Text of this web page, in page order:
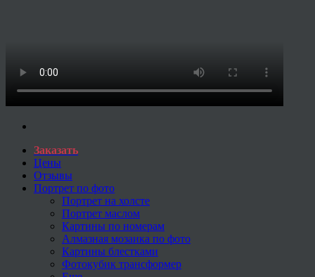
Заказать
Цены
Отзывы
Портрет по фото
Портрет на холсте
Портрет маслом
Картины по номерам
Алмазная мозаика по фото
Картины блестками
Фотокубик трансформер